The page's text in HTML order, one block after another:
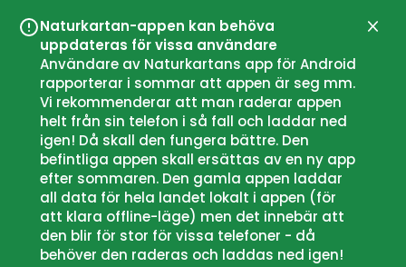
Naturkartan-appen kan behöva
uppdateras för vissa användare
Användare av Naturkartans app för Android
rapporterar i sommar att appen är seg mm.
Vi rekommenderar att man raderar appen
helt från sin telefon i så fall och laddar ned
igen! Då skall den fungera bättre. Den
befintliga appen skall ersättas av en ny app
efter sommaren. Den gamla appen laddar
all data för hela landet lokalt i appen (för
att klara offline-läge) men det innebär att
den blir för stor för vissa telefoner - då
behöver den raderas och laddas ned igen!
Lukk